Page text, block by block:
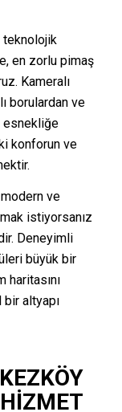
en zorlu pimaş
Kameralı
borulardan ve
esnekliğe
konforun ve
ve
istiyorsanız
Deneyimli
büyük bir
bir altyapı